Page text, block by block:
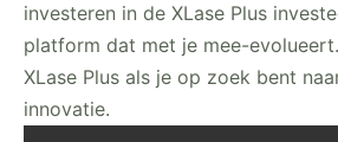
investeren in de XLase Plus
platform dat met je mee-
XLase Plus als je op zoek bent
innovatie.